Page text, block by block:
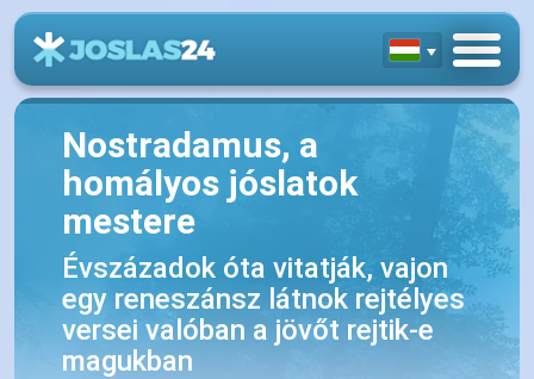
Nostradamus, a
homályos jóslatok
mestere
Évszázadok óta vitatják, vajon
egy reneszánsz látnok rejtélyes
versei valóban a jövőt rejtik-e
magukban